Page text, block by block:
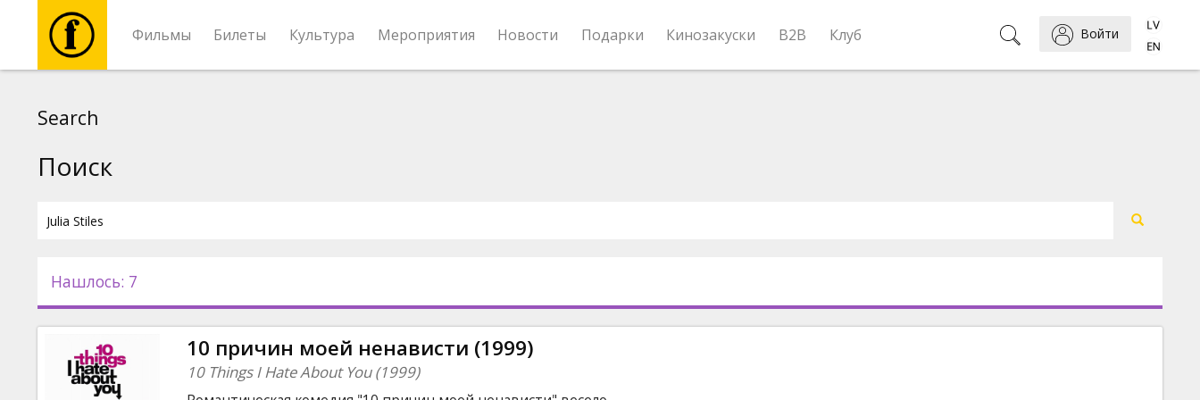
Фильмы Билеты Культура Мероприятия Новости Подарки Кинозакуски B2B Клуб Войти
Новости
Подарки
Search
Поиск
Нашлось: 7
10 причин моей ненависти (1999)
10 Things I Hate About You (1999)